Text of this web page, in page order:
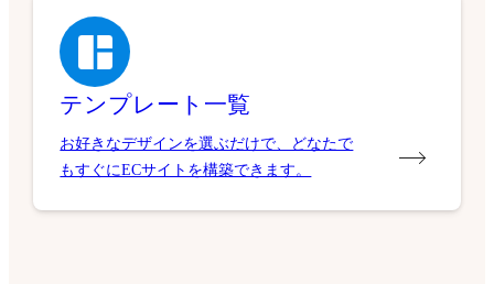
テンプレート一覧
お好きなデザインを選ぶだけで、どなたで
もすぐにECサイトを構築できます。